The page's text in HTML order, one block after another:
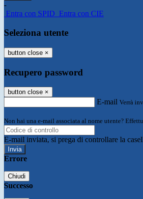
-
Entra con SPID Entra con CIE
Seleziona utente
button close ×
Recupero password
button close ×
E-mail Verrà
Non hai una e-mail associata al nome utente?
E-mail inviata, si prega di controllare la
Errore
Chiudi
Successo